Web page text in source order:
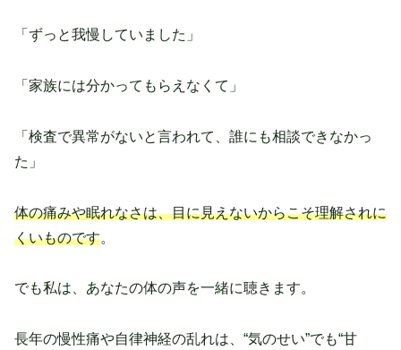
「ずっと我慢していました」
「家族には分かってもらえなくて」
「検査で異常がないと言われて、誰にも相談できなかっ
た」
体の痛みや眠れなさは、目に見えないからこそ理解されに
くいものです。
でも私は、あなたの体の声を一緒に聴きます。
長年の慢性痛や自律神経の乱れは、“気のせい”でも“甘